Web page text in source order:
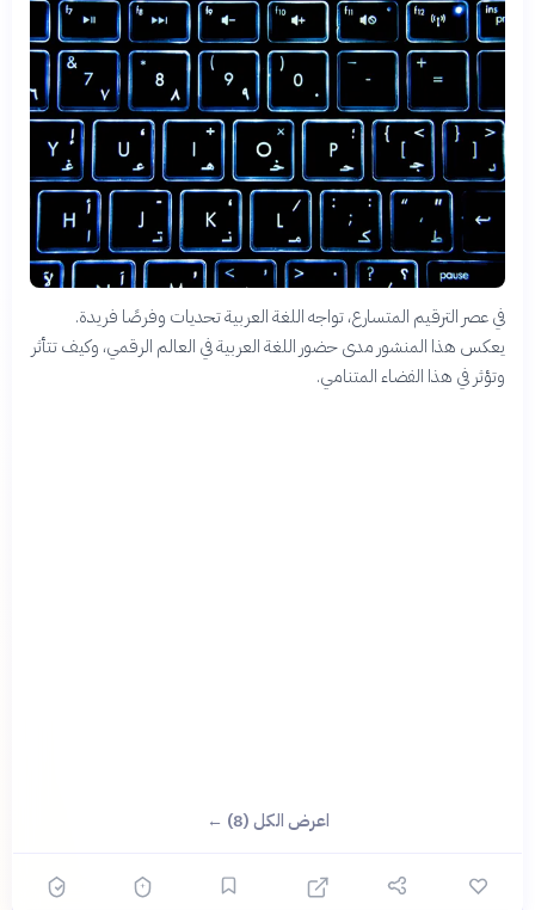
في عصر الترقيم المتسارع، تواجه اللغة العربية تحديات وفرصًا فريدة.
يعكس هذا المنشور مدى حضور اللغة العربية في العالم الرقمي، وكيف تتأثر
وتؤثر في هذا الفضاء المتنامي.
اعرض الكل (8) ←